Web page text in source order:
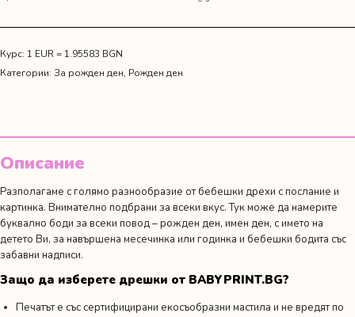
за
рожден
Маус
Курс: 1 EUR = 1.95583 BGN
Категории: За рожден ден, Рожден ден
Описание
Разполагаме с голямо разнообразие от бебешки дрехи с послание и
картинка. Внимателно подбрани за всеки вкус. Тук може да намерите
буквално боди за всеки повод –рожден ден, имен ден, с името на
детето Ви, за навършена месечинка или годинка и бебешки бодита със
забавни надписи.
Защо да изберете дрешки от BABYPRINT.BG?
Печатът е със сертифицирани екосъобразни мастила и не вредят по